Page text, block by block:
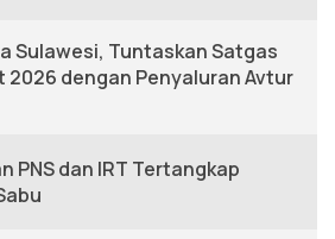
Sulawesi, Tuntaskan Satgas
2026 dengan Penyaluran Avtur
PNS dan IRT Tertangkap